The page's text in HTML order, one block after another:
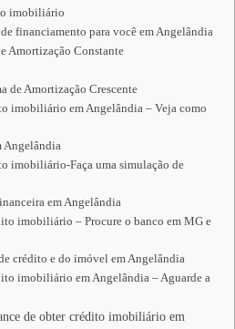
imobiliário
financiamento para você em Angelândia
Amortização Constante
de Amortização Crescente
imobiliário em Angelândia – Veja como
Angelândia
imobiliário-Faça uma simulação de
em Angelândia
imobiliário – Procure o banco em MG e
crédito e do imóvel em Angelândia
imobiliário em Angelândia – Aguarde a
de obter crédito imobiliário em